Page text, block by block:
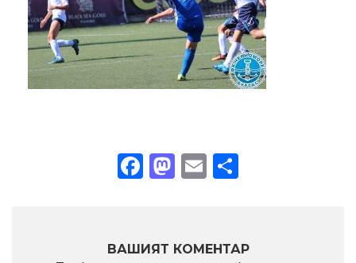
Facebook
Mastodon
Email
ВАШИЯТ КОМЕНТАР